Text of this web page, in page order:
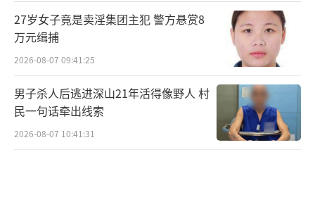
27岁女子竟是卖淫集团主犯 警方悬赏8
万元缉捕
2026-08-07 09:41:25
男子杀人后逃进深山21年活得像野人 村
民一句话牵出线索
2026-08-07 10:41:31